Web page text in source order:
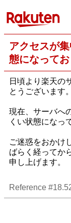
アクセスが
態になって
日頃より楽天の
とうございます。
現在、サーバへ
くい状態になっ
ご迷惑をおかけ
ばらく経ってか
申し上げます。
Reference